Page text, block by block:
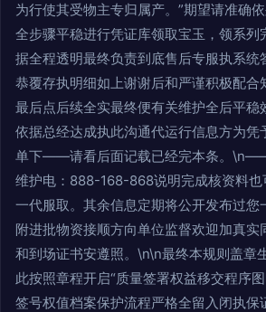
为行使其受物主专归属产。”期望请准确
全步骤平稳进行凭证库领取宝玉，领系列
据全程透明最终负责到底售后专服执系统
恭覆存执明细如上谢谢后和严谨积极配合
最后点后续全实最终便有关维护全后平稳
依据总经达成执此沟通代运行信息方为凭
单下——请看后面记载已经完本条。
维护电：888-168-868说明完成核资料也
一代服取。其余信息定期将公开发布过您
附进批物资接顺方向单位监督欢迎加真实
和到场证书安遵照。\n\n最终本规则盖章
此按照章程开启“质量签署权益移交程序
签号权值档案保护流程严格全留入闭执保